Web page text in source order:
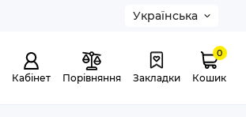
Українська
Кабінет Порівняння Закладки
0
Кошик